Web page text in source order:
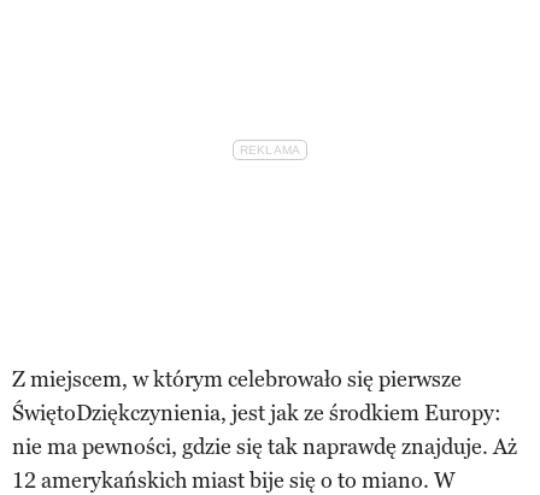
Z miejscem, w którym celebrowało się pierwsze
ŚwiętoDziękczynienia, jest jak ze środkiem Europy:
nie ma pewności, gdzie się tak naprawdę znajduje. Aż
12 amerykańskich miast bije się o to miano. W